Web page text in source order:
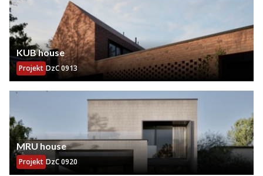
KUB house
Projekt DzC 0913
MRU house
Projekt DzC 0920